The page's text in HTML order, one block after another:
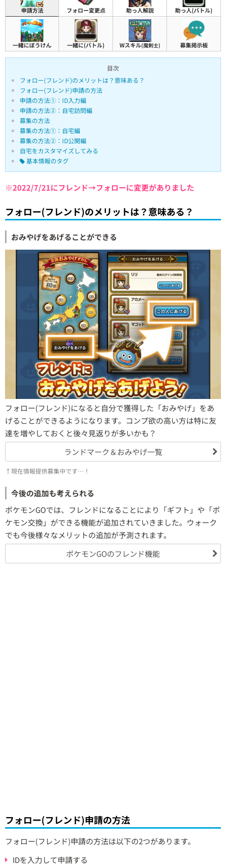
申請方法 フォロー変更点 助っ人解説 助っ人(バトル)
一緒にぼうけん 一緒に(バトル) Wスキル(魔剣士) 募集掲示板
目次
フォロー(フレンド)のメリットは？意味ある？
フォロー(フレンド)申請の方法
申請の方法①：ID入力編
申請の方法②：自宅訪問編
募集の方法
募集の方法①：自宅編
募集の方法②：ID公開編
自宅をカスタマイズしてみる
基本情報のタグ
※2022/7/21にフレンド→フォローに変更がありました
フォロー(フレンド)のメリットは？意味ある？
おみやげをあげることができる
フォロー(フレンド)になると自分で獲得した「おみやげ」をあ
げることができるようになります。コンプ欲の高い方は特に友
達を増やしておくと後々見返りが多いかも？
ランドマーク＆おみやげ一覧
↑現在情報提供募集中です…！
今後の追加も考えられる
ポケモンGOでは、フレンドになることにより「ギフト」や「ポ
ケモン交換」ができる機能が追加されていきました。ウォーク
でも今後様々なメリットの追加が予測されます。
ポケモンGOのフレンド機能
フォロー(フレンド)申請の方法
フォロー(フレンド)申請の方法は以下の2つがあります。
IDを入力して申請する